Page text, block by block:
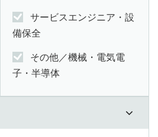
サービスエンジニア・設
備保全
その他／機械・電気電
子・半導体